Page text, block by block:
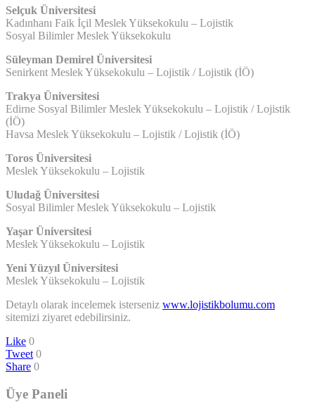
Selçuk Üniversitesi
Kadınhanı Faik İçil Meslek Yüksekokulu – Lojistik
Sosyal Bilimler Meslek Yüksekokulu
Süleyman Demirel Üniversitesi
Senirkent Meslek Yüksekokulu – Lojistik / Lojistik (İÖ)
Trakya Üniversitesi
Edirne Sosyal Bilimler Meslek Yüksekokulu – Lojistik / Lojistik
(İÖ)
Havsa Meslek Yüksekokulu – Lojistik / Lojistik (İÖ)
Toros Üniversitesi
Meslek Yüksekokulu – Lojistik
Uludağ Üniversitesi
Sosyal Bilimler Meslek Yüksekokulu – Lojistik
Yaşar Üniversitesi
Meslek Yüksekokulu – Lojistik
Yeni Yüzyıl Üniversitesi
Meslek Yüksekokulu – Lojistik
Detaylı olarak incelemek isterseniz www.lojistikbolumu.com
sitemizi ziyaret edebilirsiniz.
Like 0
Tweet 0
Share 0
Üye Paneli